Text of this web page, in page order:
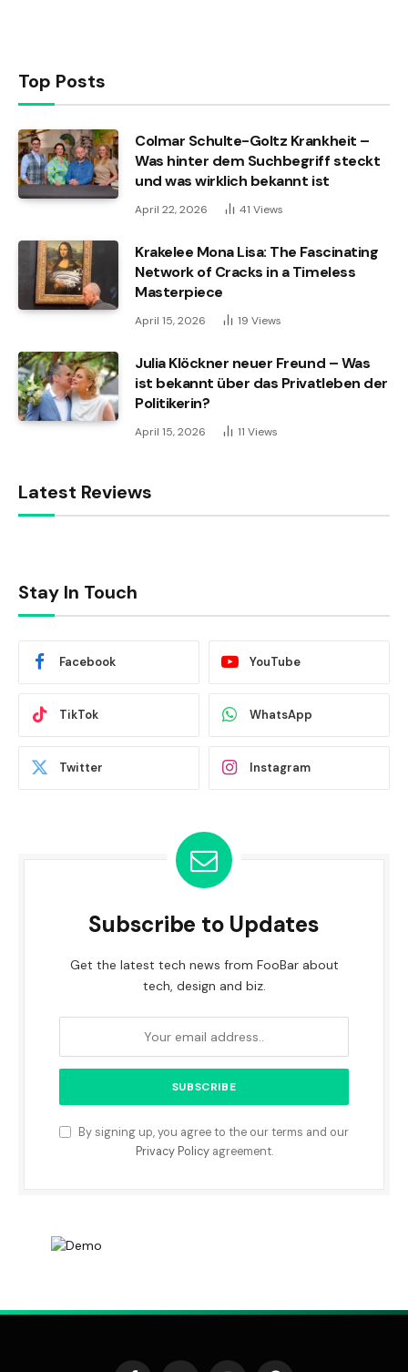
Top Posts
Colmar Schulte-Goltz Krankheit –
Was hinter dem Suchbegriff steckt
und was wirklich bekannt ist
April 22, 2026 41 Views
Krakelee Mona Lisa: The Fascinating
Network of Cracks in a Timeless
Masterpiece
April 15, 2026 19 Views
Julia Klöckner neuer Freund – Was
ist bekannt über das Privatleben der
Politikerin?
April 15, 2026 11 Views
Latest Reviews
Stay In Touch
Facebook YouTube
TikTok WhatsApp
Twitter Instagram
Subscribe to Updates
Get the latest tech news from FooBar about
tech, design and biz.
By signing up, you agree to the our terms and our
Privacy Policyagreement.